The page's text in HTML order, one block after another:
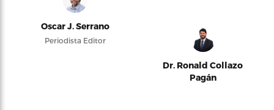
Oscar J. Serrano
Periodista Editor
Dr. Ronald Collazo
Pagán